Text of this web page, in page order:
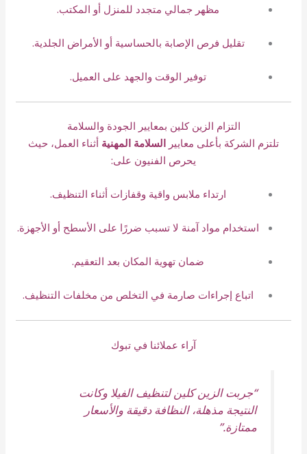
مظهر جمالي متجدد للمنزل أو المكتب.
تقليل فرص الإصابة بالحساسية أو الأمراض الجلدية.
توفير الوقت والجهد على العميل.
التزام الزين كلين بمعايير الجودة والسلامة
تلتزم الشركة بأعلى معايير السلامة المهنية أثناء العمل، حيث
يحرص الفنيون على:
ارتداء ملابس واقية وقفازات أثناء التنظيف.
استخدام مواد آمنة لا تسبب ضررًا على الأسطح أو الأجهزة.
ضمان تهوية المكان بعد التعقيم.
اتباع إجراءات صارمة في التخلص من مخلفات التنظيف.
آراء عملائنا في تبوك
“جربت الزين كلين لتنظيف الفيلا وكانت
النتيجة مذهلة، النظافة دقيقة والأسعار
ممتازة.”